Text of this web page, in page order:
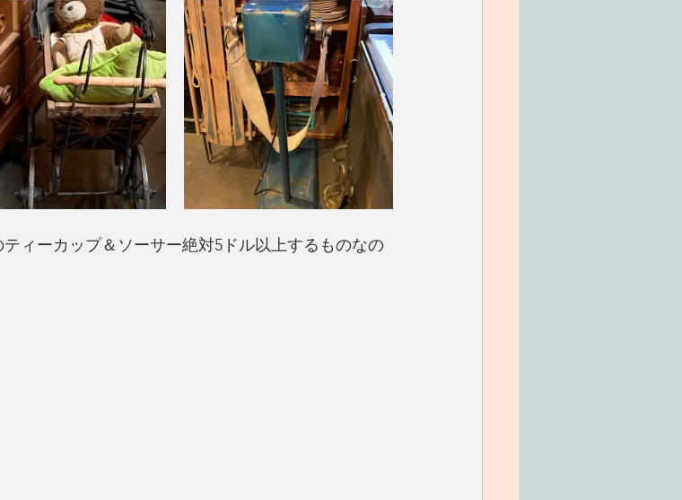
ィーカップ＆ソーサー絶対5ドル以上するものなの